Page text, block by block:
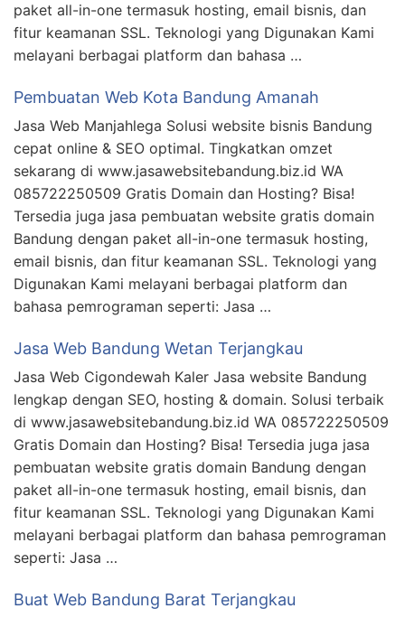
paket all-in-one termasuk hosting, email bisnis, dan
fitur keamanan SSL. Teknologi yang Digunakan Kami
melayani berbagai platform dan bahasa …
Pembuatan Web Kota Bandung Amanah
Jasa Web Manjahlega Solusi website bisnis Bandung
cepat online & SEO optimal. Tingkatkan omzet
sekarang di www.jasawebsitebandung.biz.id WA
085722250509 Gratis Domain dan Hosting? Bisa!
Tersedia juga jasa pembuatan website gratis domain
Bandung dengan paket all-in-one termasuk hosting,
email bisnis, dan fitur keamanan SSL. Teknologi yang
Digunakan Kami melayani berbagai platform dan
bahasa pemrograman seperti: Jasa …
Jasa Web Bandung Wetan Terjangkau
Jasa Web Cigondewah Kaler Jasa website Bandung
lengkap dengan SEO, hosting & domain. Solusi terbaik
di www.jasawebsitebandung.biz.id WA 085722250509
Gratis Domain dan Hosting? Bisa! Tersedia juga jasa
pembuatan website gratis domain Bandung dengan
paket all-in-one termasuk hosting, email bisnis, dan
fitur keamanan SSL. Teknologi yang Digunakan Kami
melayani berbagai platform dan bahasa pemrograman
seperti: Jasa …
Buat Web Bandung Barat Terjangkau